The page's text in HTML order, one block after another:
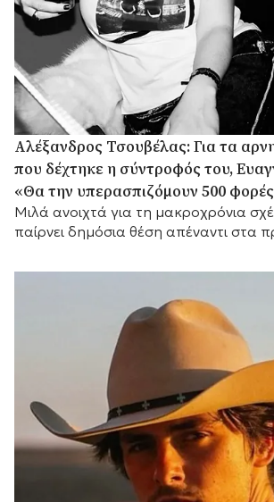
Αλέξανδρος Τσουβέλας: Για τα
που δέχτηκε η σύντροφός του,
«Θα την υπερασπιζόμουν 500
Μιλά ανοιχτά για τη μακροχρόνια
παίρνει δημόσια θέση απέναντι στα